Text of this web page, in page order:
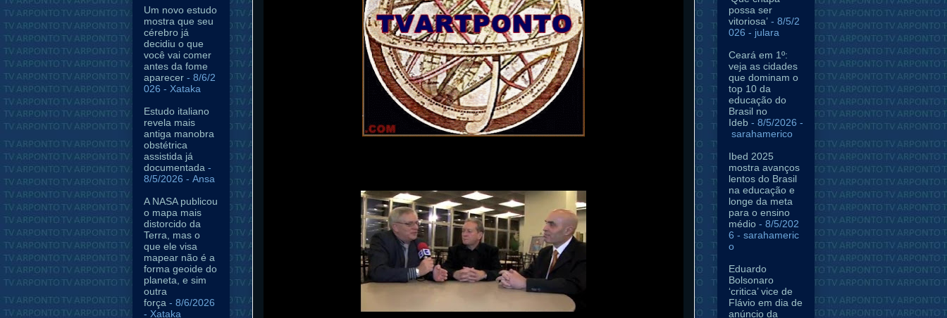
Um novo estudo
mostra que seu
cérebro já
decidiu o que
você vai comer
antes da fome
aparecer - 8/6/2
026 - Xataka
Estudo italiano
revela mais
antiga manobra
obstétrica
assistida já
documentada -
8/5/2026 - Ansa
A NASA publicou
o mapa mais
distorcido da
Terra, mas o
que ele visa
mapear não é a
forma geoide do
planeta, e sim
outra
força - 8/6/2026
- Xataka
possa ser
vitoriosa’ - 8/5/2
026 - julara
Ceará em 1º:
veja as cidades
que dominam o
top 10 da
educação do
Brasil no
Ideb - 8/5/2026 -
sarahamerico
Ibed 2025
mostra avanços
lentos do Brasil
na educação e
longe da meta
para o ensino
médio - 8/5/202
6 - sarahameric
o
Eduardo
Bolsonaro
‘critica’ vice de
Flávio em dia de
anúncio da